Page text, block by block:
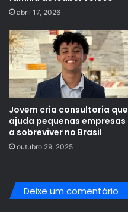
abril 17, 2026
Jovem cria consultoria que
ajuda pequenas empresas
a sobreviver no Brasil
outubro 29, 2025
Deixe um comentário